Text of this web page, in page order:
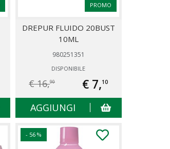
PROMO
DREPUR FLUIDO 20BUST
10ML
980251351
DISPONIBILE
€ 16,90 € 7,10
AGGIUNGI
- 56 %